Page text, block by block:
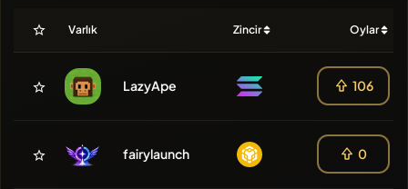
Varlık Zincir Oylar
LazyApe 106
fairylaunch 0